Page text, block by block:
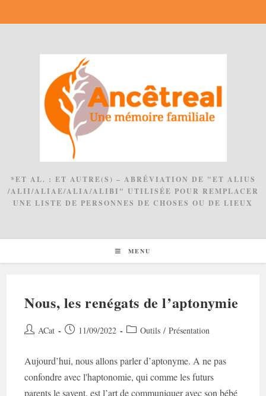
*ET AL. : ET AUTRE(S) – ABRÉVIATION DE "ET ALIUS
/ALII/ALIAE/ALIA/ALIBI" UTILISÉE POUR REMPLACER
UNE LISTE DE PERSONNES DE CHOSES OU DE LIEUX
MENU
Nous, les renégats de l’aptonymie
Auteur/autrice
publication :
ACat
Post 11/09/2022
PostOutils / Présentation
Aujourd’hui, nous allons parler d’aptonyme. A ne pas
confondre avec l'haptonomie, qui comme les futurs
parents le savent, est l’art de communiquer avec son bébé